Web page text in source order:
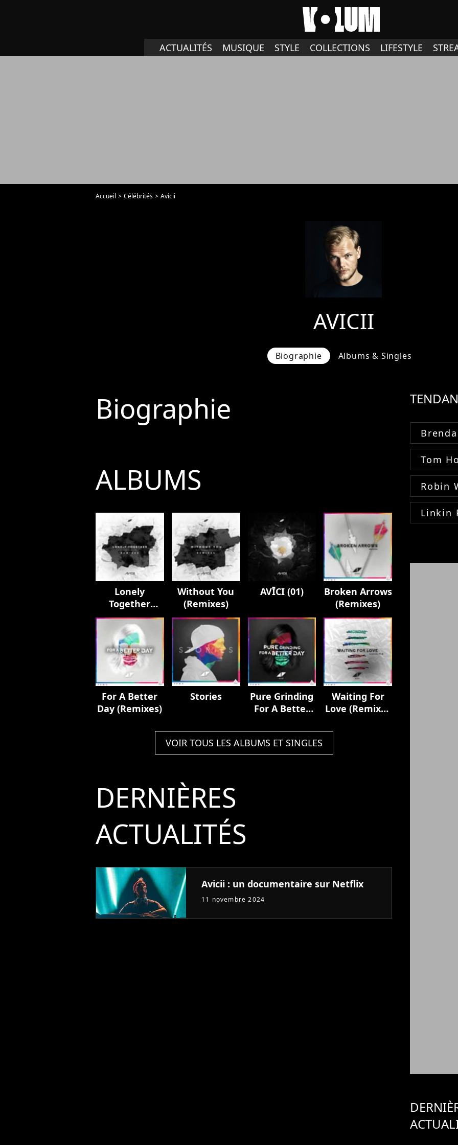
ACTUALITÉS MUSIQUE STYLE COLLECTIONS LIFESTYLE
Accueil Célébrités Avicii
AVICII
Biographie Albums & Singles
Biographie
ALBUMS
Lonely
Together
(Remixes)
Without You
(Remixes)
AVĪCI (01)
Broken Arrows
(Remixes)
For A Better
Day (Remixes)
Stories
Pure Grinding
For A Better
Waiting For
Love (Remixes
VOIR TOUS LES ALBUMS ET SINGLES
DERNIÈRES
ACTUALITÉS
Avicii : un documentaire sur Netflix
11 novembre 2024
Tom
Robin
Linkin